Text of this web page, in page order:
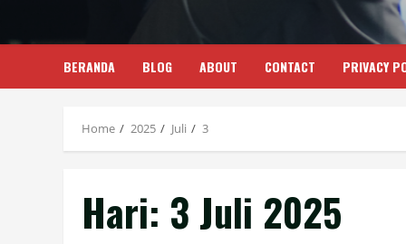
BERANDA BLOG ABOUT CONTACT PRIVACY
Home 2025 Juli 3
Hari: 3 Juli 2025